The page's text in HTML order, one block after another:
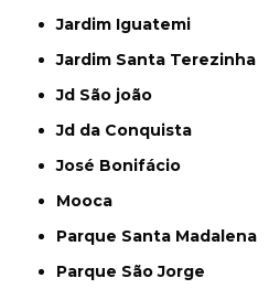
Jardim Iguatemi
Jardim Santa Terezinha
Jd São joão
Jd da Conquista
José Bonifácio
Mooca
Parque Santa Madalena
Parque São Jorge